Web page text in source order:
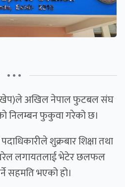
• • •
अखिल नेपाल फुटबल संघ
निलम्बन फुकुवा गरेको छ।
शुक्रबार शिक्षा तथा
लगायतलाई भेटेर छलफल
सहमति भएको हो।